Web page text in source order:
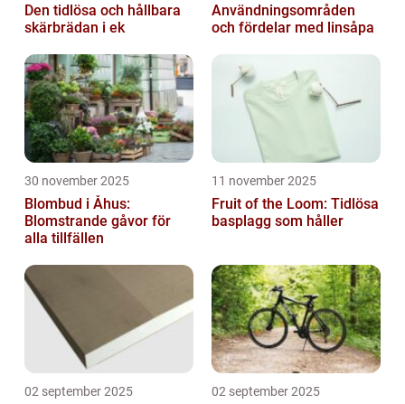
Den tidlösa och hållbara
skärbrädan i ek
Användningsområden
och fördelar med linsåpa
30 november 2025
Blombud i Åhus:
Blomstrande gåvor för
alla tillfällen
11 november 2025
Fruit of the Loom: Tidlösa
basplagg som håller
02 september 2025 02 september 2025